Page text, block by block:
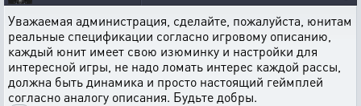
Уважаемая администрация, сделайте, пожалуйста, юнитам
реальные спецификации согласно игровому описанию,
каждый юнит имеет свою изюминку и настройки для
интересной игры, не надо ломать интерес каждой рассы,
должна быть динамика и просто настоящий геймплей
согласно аналогу описания. Будьте добры.